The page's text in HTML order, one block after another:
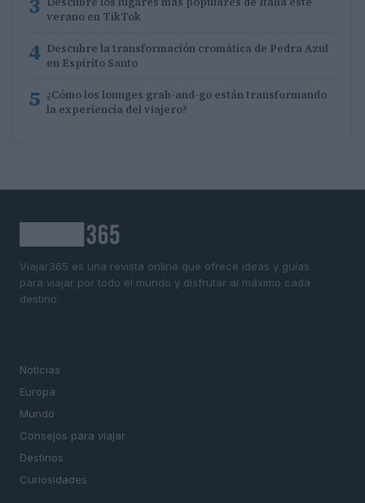
verano en TikTok
4 Descubre la transformación cromática de Pedra Azul
en Espírito Santo
5 ¿Cómo los lounges grab-and-go están transformando
la experiencia del viajero?
Viajar365 es una revista online que ofrece ideas y guías
para viajar por todo el mundo y disfrutar al máximo cada
destino.
Noticias
Europa
Mundo
Consejos para viajar
Destinos
Curiosidades